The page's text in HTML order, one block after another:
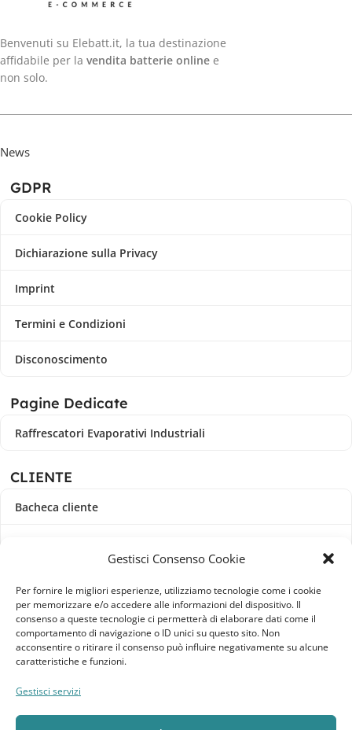
Gestisci Consenso Cookie
Per fornire le migliori esperienze, utilizziamo tecnologie come i cookie
per memorizzare e/o accedere alle informazioni del dispositivo. Il
consenso a queste tecnologie ci permetterà di elaborare dati come il
comportamento di navigazione o ID unici su questo sito. Non
acconsentire o ritirare il consenso può influire negativamente su alcune
caratteristiche e funzioni.
Gestisci servizi
Benvenuti su Elebatt.it, la tua destinazione
affidabile per la vendita batterie online e
non solo.
News
GDPR
Cookie Policy
Dichiarazione sulla Privacy
Imprint
Termini e Condizioni
Disconoscimento
Pagine Dedicate
Raffrescatori Evaporativi Industriali
CLIENTE
Bacheca cliente
Indirizzi
Metodi di pagamento
Dettagli account
Lista dei desideri